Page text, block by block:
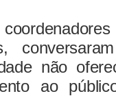
não
ao